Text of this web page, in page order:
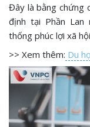
Đây là bằng chứng
định tại Phần Lan
thống phúc lợi xã
>> Xem thêm: Du